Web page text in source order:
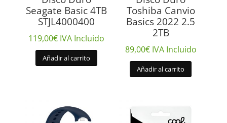
Seagate Basic 4TB
STJL4000400
119,00€ IVA Incluido
Añadir al carrito
Toshiba Canvio
Basics 2022 2.5
2TB
89,00€ IVA Incluido
Añadir al carrito